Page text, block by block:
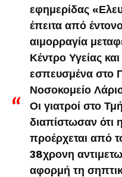
εφημερίδας
έπειτα από
αιμορραγία
Κέντρο Υγείας
εσπευσμένα στο
Νοσοκομείο
Οι γιατροί στο
διαπίστωσαν ότι
προέρχεται από
38χρονη
αφορμή τη